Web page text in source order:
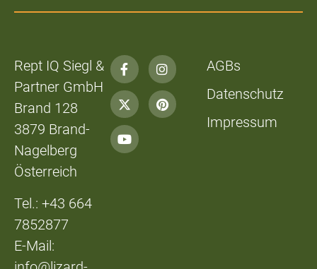
Rept IQ Siegl &
Partner GmbH
Brand 128
3879 Brand-
Nagelberg
Österreich
Tel.: +43 664
7852877
E-Mail:
AGBs
Datenschutz
Impressum